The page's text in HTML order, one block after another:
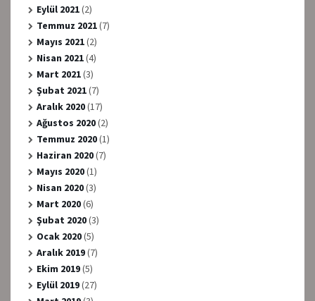
Eylül 2021(2)
Temmuz 2021(7)
Mayıs 2021(2)
Nisan 2021(4)
Mart 2021(3)
Şubat 2021(7)
Aralık 2020(17)
Ağustos 2020(2)
Temmuz 2020(1)
Haziran 2020(7)
Mayıs 2020(1)
Nisan 2020(3)
Mart 2020(6)
Şubat 2020(3)
Ocak 2020(5)
Aralık 2019(7)
Ekim 2019(5)
Eylül 2019(27)